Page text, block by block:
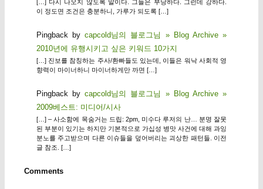
[…] 다시 나오지 않도록 말이다. 그들은 부당하다. 그런데 강하다.
이 정도면 조건은 충분하니, 가루가 되도록 […]
Pingback bycapcold님의 블로그님 » Blog Archive »
2010년에 유행시키고 싶은 키워드 10가지
[…] 진보를 참칭하는 주사/환빠들도 있는데, 이들은 워낙 사회적 영
향력이 마이너하니 마이너하게만 까면 […]
Pingback bycapcold님의 블로그님 » Blog Archive »
2009베스트: 미디어/시사
[…] – 사소함에 목숨거는 드립: 2pm, 미수다 루저의 난… 분명 잘못
된 부분이 있기는 하지만 기본적으로 가십성 병맛 사건에 대해 과잉
분노를 주고받으며 다른 이슈들을 덮어버리는 괴상한 패턴들. 이전
글 참조. […]
Comments